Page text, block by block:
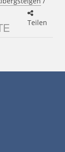
Teilen